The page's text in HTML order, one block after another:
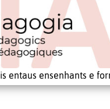
entaus ensenhants e